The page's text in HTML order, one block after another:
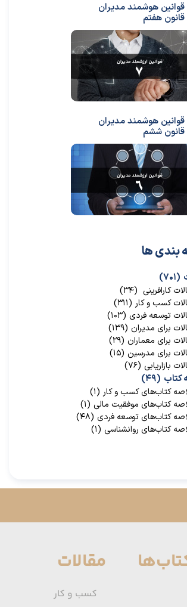
(۷۰۱)
کارافرینی (۳۴)
کسب و کار (۳۱۱)
توسعه فردی (۱۰۳)
برای مدیران (۱۳۹)
برای معماران (۲۹)
برای مدرسین (۱۵)
بازاریابی (۷۶)
کتاب (۴۹)
کتاب‌‌های کسب و کار (۱)
کتاب‌‌های موفقیت مالی (۱)
کتاب‌های توسعه فردی (۴۸)
کتاب‌های روانشناسی (۱)
بندی ها
قوانین هوشمند مدیران
قانون هفتم
قوانین هوشمند مدیران
قانون ششم
مقالات
کسب و کار